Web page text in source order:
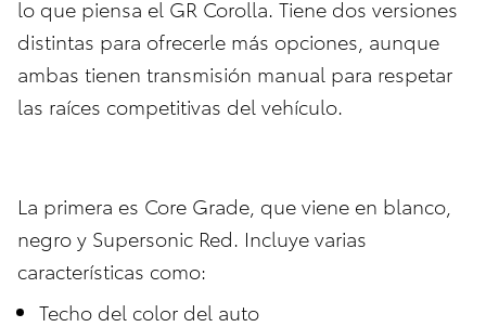
lo que piensa el GR Corolla. Tiene dos versiones
distintas para ofrecerle más opciones, aunque
ambas tienen transmisión manual para respetar
las raíces competitivas del vehículo.
La primera es Core Grade, que viene en blanco,
negro y Supersonic Red. Incluye varias
características como:
Techo del color del auto